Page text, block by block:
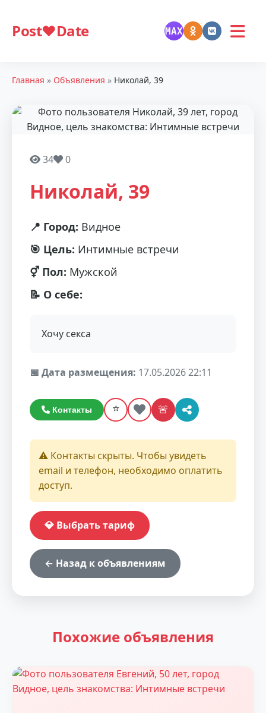
Post❤️Date MAX
Главная » Объявления » Николай, 39
34 0
Николай, 39
📍 Город: Видное
🎯 Цель: Интимные встречи
⚥ Пол: Мужской
📝 О себе:
Хочу секса
📅 Дата размещения: 17.05.2026 22:11
Контакты ⭐ 🚨
⚠️ Контакты скрыты. Чтобы увидеть
email и телефон, необходимо оплатить
доступ.
💎 Выбрать тариф
← Назад к объявлениям
Похожие объявления